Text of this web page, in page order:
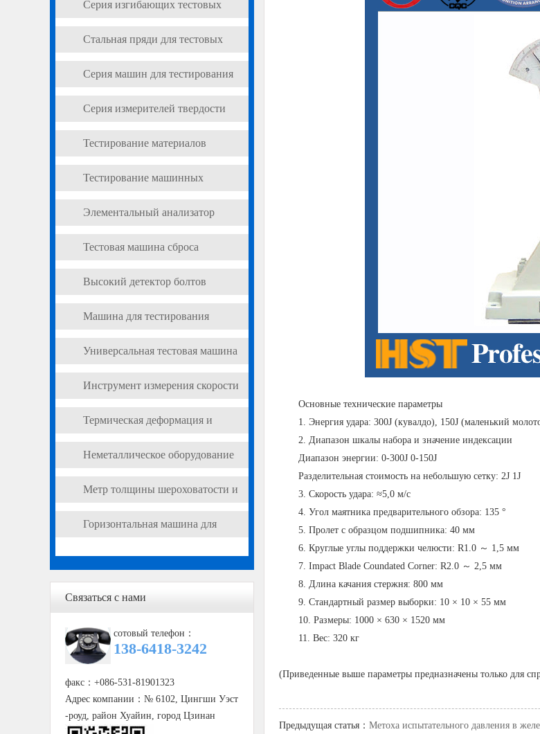
Серия изгибающих тестовых
Стальная пряди для тестовых
Серия машин для тестирования
Серия измерителей твердости
Тестирование материалов
Тестирование машинных
Элементальный анализатор
Тестовая машина сброса
Высокий детектор болтов
Машина для тестирования
Универсальная тестовая машина
Инструмент измерения скорости
Термическая деформация и
Неметаллическое оборудование
Метр толщины шероховатости и
Горизонтальная машина для
Связаться с нами
сотовый телефон：
138-6418-3242
факс：+086-531-81901323
Адрес компании：№ 6102, Цингши Уэст
-роуд, район Хуайин, город Цзинан
Основные технические параметры
1. Энергия удара: 300J (кувалдо), 150J (маленький
2. Диапазон шкалы набора и значение индексации
Диапазон энергии: 0-300J 0-150J
Разделительная стоимость на небольшую сетку: 2J 1J
3. Скорость удара: ≈5,0 м/с
4. Угол маятника предварительного обзора: 135 °
5. Пролет с образцом подшипника: 40 мм
6. Круглые углы поддержки челюсти: R1.0 ～ 1,5 мм
7. Impact Blade Coundated Corner: R2.0 ～ 2,5 мм
8. Длина качания стержня: 800 мм
9. Стандартный размер выборки: 10 × 10 × 55 мм
10. Размеры: 1000 × 630 × 1520 мм
11. Вес: 320 кг
(Приведенные выше параметры предназначены только для
Предыдущая статья： Метоха испытательного давления в